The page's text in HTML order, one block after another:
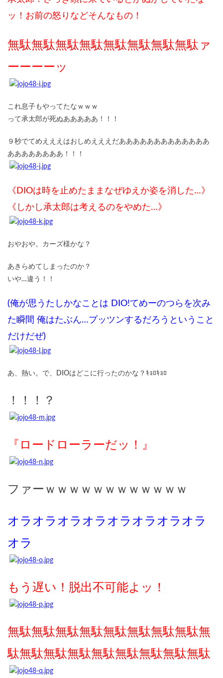
ッ！お前の怒りなどそんなもの！
無駄無駄無駄無駄無駄無駄無駄無駄ァ
ーーーーッ
これ息子もやってたなｗｗｗ
って承太郎が死ぬあああああ！！！
９秒でてめえええはおしめえええだあああああああああああああ
ああああああああ！！！
《DIOは時を止めたままなぜゆえか姿を消した…》
《しかし承太郎は考えるのをやめた…》
おやおや。カーズ様かな？
あきらめてしまったのか？
いや…違う！！
(俺が思うたしかなことは DIO!てめーのつらを次み
た瞬間 俺はたぶん…プッツンするだろうということ
だけだぜ)
あ、熱い。で、DIOはどこに行ったのかな？ｷｮﾛｷｮﾛ
！！！？
『ロードローラーだッ！』
ファーｗｗｗｗｗｗｗｗｗｗｗｗ
オラオラオラオラオラオラオラオラ
オラ
もう遅い！脱出不可能よッ！
無駄無駄無駄無駄無駄無駄無駄無駄無
駄無駄無駄無駄無駄無駄無駄無駄無駄